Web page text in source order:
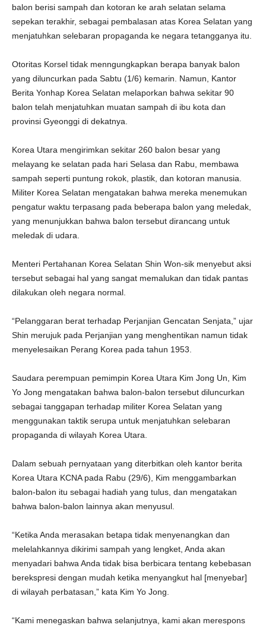
balon berisi sampah dan kotoran ke arah selatan selama
sepekan terakhir, sebagai pembalasan atas Korea Selatan yang
menjatuhkan selebaran propaganda ke negara tetangganya itu.
Otoritas Korsel tidak menngungkapkan berapa banyak balon
yang diluncurkan pada Sabtu (1/6) kemarin. Namun, Kantor
Berita Yonhap Korea Selatan melaporkan bahwa sekitar 90
balon telah menjatuhkan muatan sampah di ibu kota dan
provinsi Gyeonggi di dekatnya.
Korea Utara mengirimkan sekitar 260 balon besar yang
melayang ke selatan pada hari Selasa dan Rabu, membawa
sampah seperti puntung rokok, plastik, dan kotoran manusia.
Militer Korea Selatan mengatakan bahwa mereka menemukan
pengatur waktu terpasang pada beberapa balon yang meledak,
yang menunjukkan bahwa balon tersebut dirancang untuk
meledak di udara.
Menteri Pertahanan Korea Selatan Shin Won-sik menyebut aksi
tersebut sebagai hal yang sangat memalukan dan tidak pantas
dilakukan oleh negara normal.
“Pelanggaran berat terhadap Perjanjian Gencatan Senjata,” ujar
Shin merujuk pada Perjanjian yang menghentikan namun tidak
menyelesaikan Perang Korea pada tahun 1953.
Saudara perempuan pemimpin Korea Utara Kim Jong Un, Kim
Yo Jong mengatakan bahwa balon-balon tersebut diluncurkan
sebagai tanggapan terhadap militer Korea Selatan yang
menggunakan taktik serupa untuk menjatuhkan selebaran
propaganda di wilayah Korea Utara.
Dalam sebuah pernyataan yang diterbitkan oleh kantor berita
Korea Utara KCNA pada Rabu (29/6), Kim menggambarkan
balon-balon itu sebagai hadiah yang tulus, dan mengatakan
bahwa balon-balon lainnya akan menyusul.
“Ketika Anda merasakan betapa tidak menyenangkan dan
melelahkannya dikirimi sampah yang lengket, Anda akan
menyadari bahwa Anda tidak bisa berbicara tentang kebebasan
berekspresi dengan mudah ketika menyangkut hal [menyebar]
di wilayah perbatasan,” kata Kim Yo Jong.
“Kami menegaskan bahwa selanjutnya, kami akan merespons